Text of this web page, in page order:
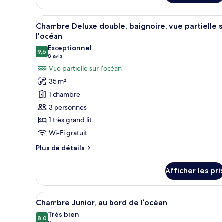
vue
sur
la
ville
Chambre
Deluxe
avec
lits
vue
sur
la
ville
Afficher
toutes
les
photos
pour
ce
type
de
chambre :
Chambre
Deluxe
double,
partielle
sur
l'océan
Une chambre d’hôtel
11
Chambre Deluxe double, baignoire, vue partielle
l'océan
9,69,6 sur 10
Exceptionnel
8 avis
(8 avis)
Vue partielle sur l’océan
35 m²
1 chambre
3 personnes
1 très grand lit
Wi-Fi gratuit
Plus de détails
Plus
Chambre
Deluxe
double,
baignoire,
vue
Afficher les
Afficher
toutes
les
Une chambre d’hôtel
7
Chambre Junior, au bord de l’océan
8,0 Très bien